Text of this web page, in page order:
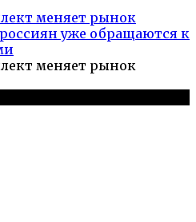
меняет рынок
уже обращаются к
меняет рынок